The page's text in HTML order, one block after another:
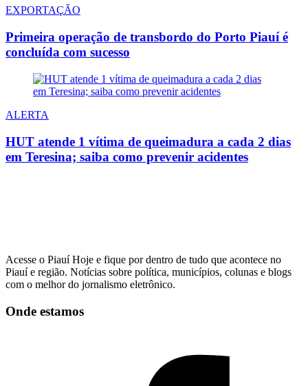
EXPORTAÇÃO
Primeira operação de transbordo do Porto Piauí é
concluída com sucesso
ALERTA
HUT atende 1 vítima de queimadura a cada 2 dias
em Teresina; saiba como prevenir acidentes
Acesse o Piauí Hoje e fique por dentro de tudo que acontece no
Piauí e região. Notícias sobre política, municípios, colunas e blogs
com o melhor do jornalismo eletrônico.
Onde estamos